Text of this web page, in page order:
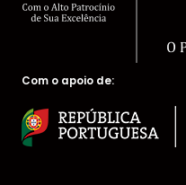
Com o apoio de: